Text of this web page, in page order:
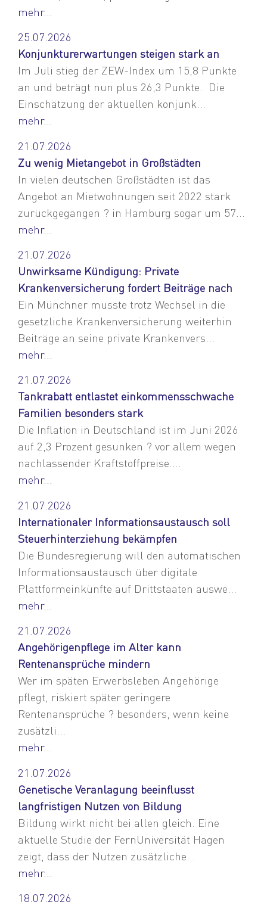
mehr...
25.07.2026
Konjunkturerwartungen steigen stark an
Im Juli stieg der ZEW-Index um 15,8 Punkte
an und beträgt nun plus 26,3 Punkte. Die
Einschätzung der aktuellen konjunk...
mehr...
21.07.2026
Zu wenig Mietangebot in Großstädten
In vielen deutschen Großstädten ist das
Angebot an Mietwohnungen seit 2022 stark
zurückgegangen ? in Hamburg sogar um 57...
mehr...
21.07.2026
Unwirksame Kündigung: Private
Krankenversicherung fordert Beiträge nach
Ein Münchner musste trotz Wechsel in die
gesetzliche Krankenversicherung weiterhin
Beiträge an seine private Krankenvers...
mehr...
21.07.2026
Tankrabatt entlastet einkommensschwache
Familien besonders stark
Die Inflation in Deutschland ist im Juni 2026
auf 2,3 Prozent gesunken ? vor allem wegen
nachlassender Kraftstoffpreise....
mehr...
21.07.2026
Internationaler Informationsaustausch soll
Steuerhinterziehung bekämpfen
Die Bundesregierung will den automatischen
Informationsaustausch über digitale
Plattformeinkünfte auf Drittstaaten auswe...
mehr...
21.07.2026
Angehörigenpflege im Alter kann
Rentenansprüche mindern
Wer im späten Erwerbsleben Angehörige
pflegt, riskiert später geringere
Rentenansprüche ? besonders, wenn keine
zusätzli...
mehr...
21.07.2026
Genetische Veranlagung beeinflusst
langfristigen Nutzen von Bildung
Bildung wirkt nicht bei allen gleich. Eine
aktuelle Studie der FernUniversität Hagen
zeigt, dass der Nutzen zusätzliche...
mehr...
18.07.2026